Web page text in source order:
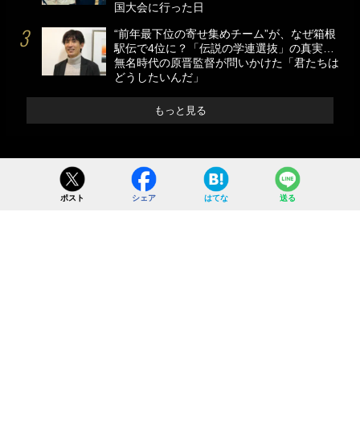
国大会に行った日
“前年最下位の寄せ集めチーム”が、なぜ箱根
駅伝で4位に？「伝説の学連選抜」の真実…
無名時代の原晋監督が問いかけた「君たちは
どうしたいんだ」
もっと見る
ポスト シェア はてな 送る